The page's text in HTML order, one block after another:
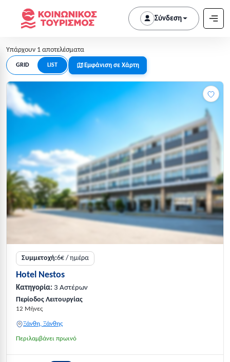
Σύνδεση
Υπάρχουν 1 αποτελέσματα
GRID LIST Εμφάνιση σε Χάρτη
Συμμετοχή:6€ / ημέρα
Hotel Nestos
Κατηγορία: 3 Αστέρων
Περίοδος Λειτουργίας
12 Μήνες
Ξάνθη, Ξάνθης
Περιλαμβάνει πρωινό